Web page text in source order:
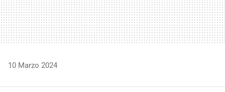
10 Marzo 2024